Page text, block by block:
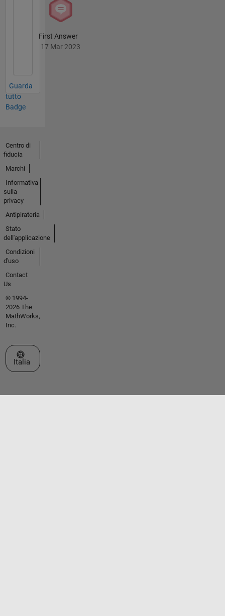
software
for
color
When
I'm off
the
love
watching
taking
pictures
of birds
and
learning
their
lives.
First Answer
17 Mar 2023
Guarda
tutto
Badge
Centro di
fiducia
Marchi
Informativa
sulla
privacy
Antipirateria
Stato
dell'applicazione
Condizioni
d'uso
Contact
Us
© 1994-
2026 The
MathWorks,
Inc.
Seleziona un sito web
Italia